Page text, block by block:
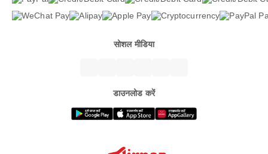
सोशल मीडिया
डाउनलोड करें